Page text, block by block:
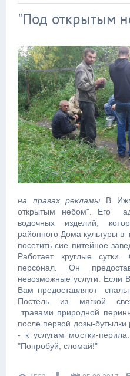
"Под открытым
на правах рекламы В
открытым небом". Его
водочных изделий,
районного Дома культуры
посетить сие питейное
Работает круглые
персонал. Он
невозможные услуги. Если
Вам предоставляют
Постель из мягкой
травами природной
после первой дозы-
- к услугам мостки-
"Попробуй, сломай!"